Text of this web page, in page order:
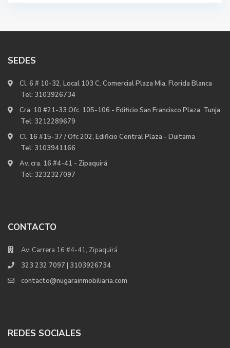
SEDES
Cl. 6 # 10-32, Local 103 C. Comercial Plaza Mia, Florida Blanca
Tel: 3103926734
Cra. 10 #21-33 Ofc. 105-106 - Edificio San Francisco Plaza, Tunja
Tel: 3212289679
Cl. 16 #15-37 / Ofc 202, Edificio Central Plaza - Duitama
Tel: 3103941166
Av. cra. 16 #4-41 - Zipaquirá
Tel: 3232327097
CONTACTO
Av. Carrera 16 #4-41, Zipaquirá
323 232 7097 | 3103926734
contacto@nugarainmobiliaria.com
REDES SOCIALES